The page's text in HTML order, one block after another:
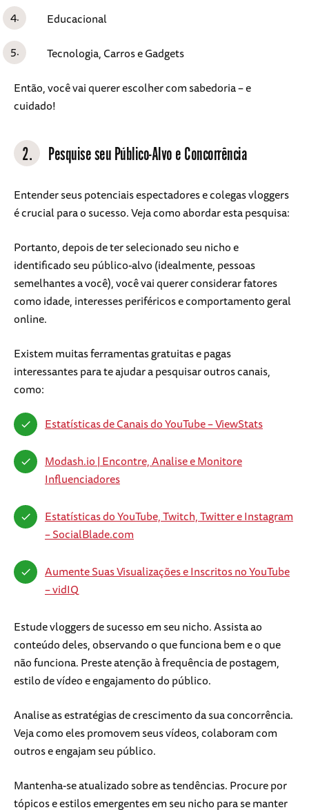
Educacional
Tecnologia, Carros e Gadgets
Então, você vai querer escolher com sabedoria – e
cuidado!
2. Pesquise seu Público-Alvo e Concorrência
Entender seus potenciais espectadores e colegas vloggers
é crucial para o sucesso. Veja como abordar esta pesquisa:
Portanto, depois de ter selecionado seu nicho e
identificado seu público-alvo (idealmente, pessoas
semelhantes a você), você vai querer considerar fatores
como idade, interesses periféricos e comportamento geral
online.
Existem muitas ferramentas gratuitas e pagas
interessantes para te ajudar a pesquisar outros canais,
como:
Estatísticas de Canais do YouTube – ViewStats
Modash.io | Encontre, Analise e Monitore
Influenciadores
Estatísticas do YouTube, Twitch, Twitter e Instagram
– SocialBlade.com
Aumente Suas Visualizações e Inscritos no YouTube
– vidIQ
Estude vloggers de sucesso em seu nicho. Assista ao
conteúdo deles, observando o que funciona bem e o que
não funciona. Preste atenção à frequência de postagem,
estilo de vídeo e engajamento do público.
Analise as estratégias de crescimento da sua concorrência.
Veja como eles promovem seus vídeos, colaboram com
outros e engajam seu público.
Mantenha-se atualizado sobre as tendências. Procure por
tópicos e estilos emergentes em seu nicho para se manter